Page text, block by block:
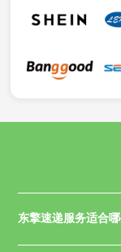
东擎速递服务适合